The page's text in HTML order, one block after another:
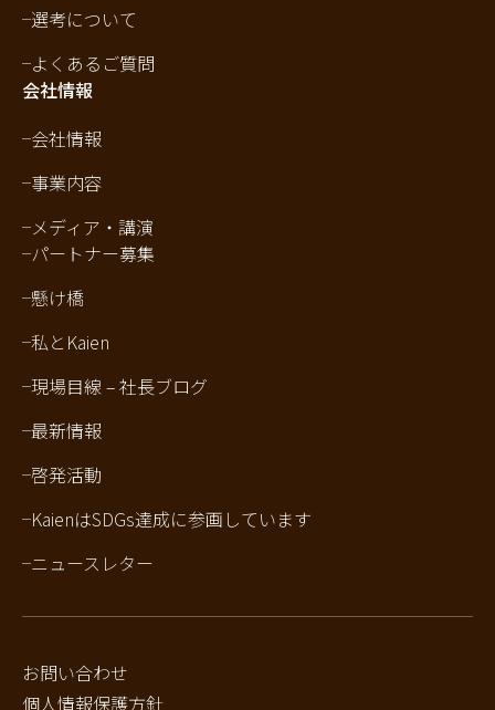
選考について
よくあるご質問
会社情報
会社情報
事業内容
メディア・講演
パートナー募集
懸け橋
私とKaien
現場目線 – 社長ブログ
最新情報
啓発活動
KaienはSDGs達成に参画しています
ニュースレター
お問い合わせ
個人情報保護方針